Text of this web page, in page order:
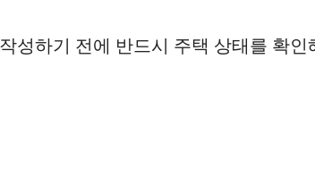
성하기 전에 반드시 주택 상태를 확인